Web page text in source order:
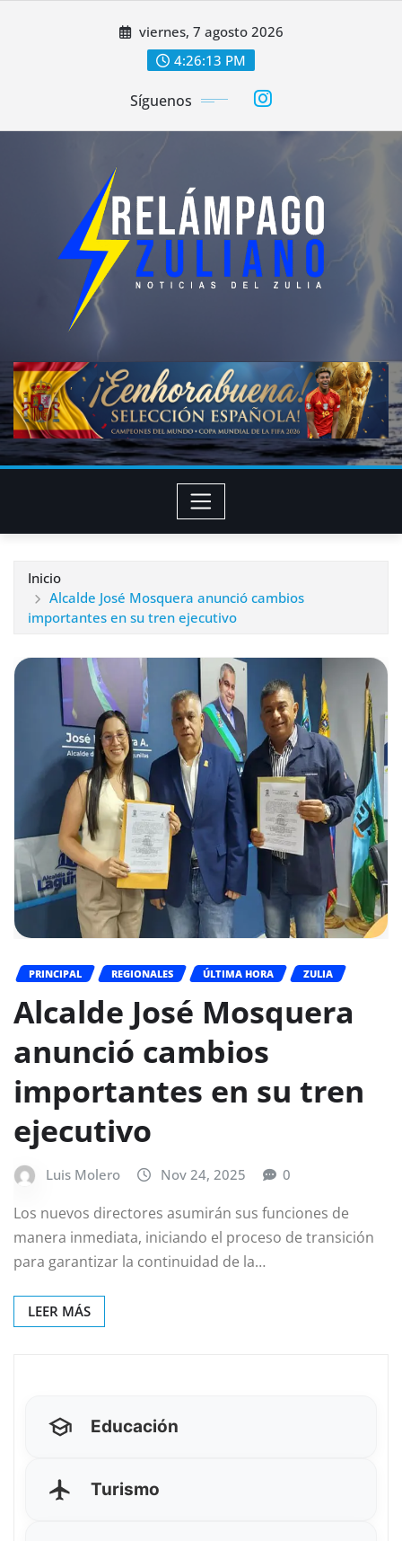
viernes, 7 agosto 2026
4:26:15 PM
Síguenos
Inicio
Alcalde José Mosquera anunció cambios
importantes en su tren ejecutivo
PRINCIPAL REGIONALES ÚLTIMA HORA ZULIA
Alcalde José Mosquera
anunció cambios
importantes en su tren
ejecutivo
Luis Molero Nov 24, 2025 0
Los nuevos directores asumirán sus funciones de
manera inmediata, iniciando el proceso de transición
para garantizar la continuidad de la…
LEER MÁS
Educación
Turismo